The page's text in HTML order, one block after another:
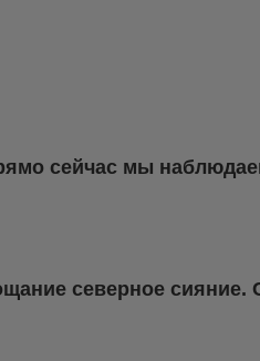
сейчас мы
северное сияние.